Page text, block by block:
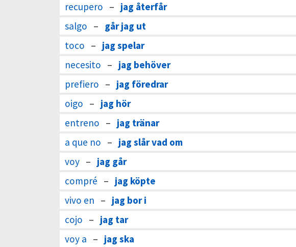
recupero – jag återfår
salgo – går jag ut
toco – jag spelar
necesito – jag behöver
prefiero – jag föredrar
oigo – jag hör
entreno – jag tränar
a que no – jag slår vad om
voy – jag går
compré – jag köpte
vivo en – jag bor i
cojo – jag tar
voy a – jag ska